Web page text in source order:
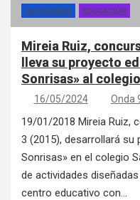
CATEGORÍAS EDUCACIÓN
Mireia Ruiz,
lleva su proyecto
Sonrisas» al
16/05/2024 Onda
19/01/2018 Mireia Ruiz,
3 (2015), desarrollará
Sonrisas» en el colegio
de actividades
centro educativo con…